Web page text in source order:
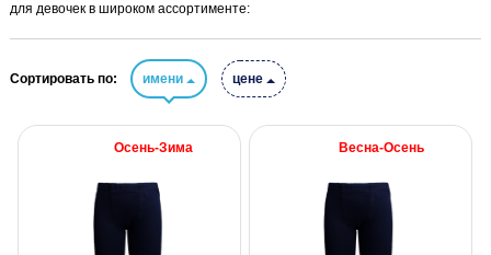
для девочек в широком ассортименте:
Сортировать по: имени цене
Осень-Зима Весна-Осень